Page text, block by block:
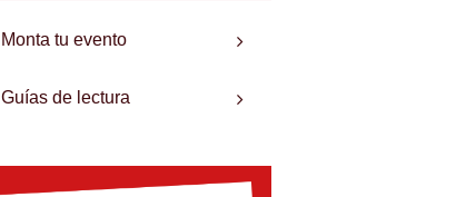
Monta tu evento
Guías de lectura